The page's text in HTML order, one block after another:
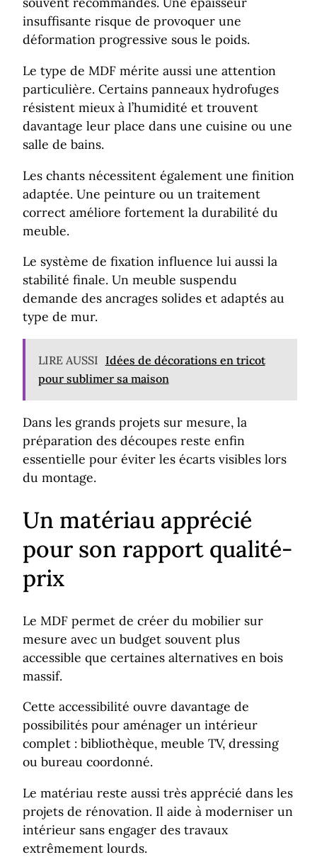
insuffisante risque de provoquer une
déformation progressive sous le poids.
Le type de MDF mérite aussi une attention
particulière. Certains panneaux hydrofuges
résistent mieux à l’humidité et trouvent
davantage leur place dans une cuisine ou une
salle de bains.
Les chants nécessitent également une finition
adaptée. Une peinture ou un traitement
correct améliore fortement la durabilité du
meuble.
Le système de fixation influence lui aussi la
stabilité finale. Un meuble suspendu
demande des ancrages solides et adaptés au
type de mur.
LIRE AUSSI Idées de décorations en tricot
pour sublimer sa maison
Dans les grands projets sur mesure, la
préparation des découpes reste enfin
essentielle pour éviter les écarts visibles lors
du montage.
Un matériau apprécié
pour son rapport qualité-
prix
Le MDF permet de créer du mobilier sur
mesure avec un budget souvent plus
accessible que certaines alternatives en bois
massif.
Cette accessibilité ouvre davantage de
possibilités pour aménager un intérieur
complet : bibliothèque, meuble TV, dressing
ou bureau coordonné.
Le matériau reste aussi très apprécié dans les
projets de rénovation. Il aide à moderniser un
intérieur sans engager des travaux
extrêmement lourds.